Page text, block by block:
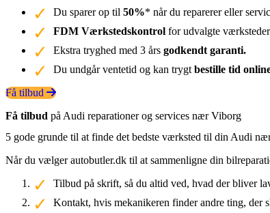
Du sparer op til 50%* når du reparerer eller
FDM Værkstedskontrol for udvalgte
Ekstra tryghed med 3 års godkendt garanti.
Du undgår ventetid og kan trygt bestille tid
Få tilbud
Få tilbud på Audi reparationer og services nær Viborg
5 gode grunde til at finde det bedste værksted til din Audi
Når du vælger autobutler.dk til at sammenligne din
Tilbud på skrift, så du altid ved, hvad der bliver
Kontakt, hvis mekanikeren finder andre ting, der